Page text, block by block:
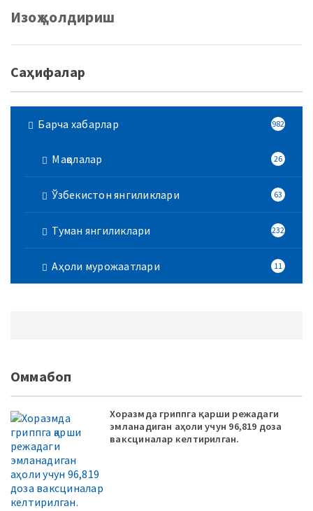
Изоҳ қолдириш
Саҳифалар
Барча хабарлар 982
Мақолалар 26
Ўзбекистон янгиликлари 63
Туман янгиликлари 232
Аҳоли мурожаатлари 11
Оммабоп
Хоразмда гриппга қарши режадаги
эмланадиган аҳоли учун 96,819 доза
ваксциналар келтирилган.